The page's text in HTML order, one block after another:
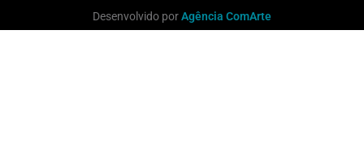
Desenvolvido porAgência ComArte